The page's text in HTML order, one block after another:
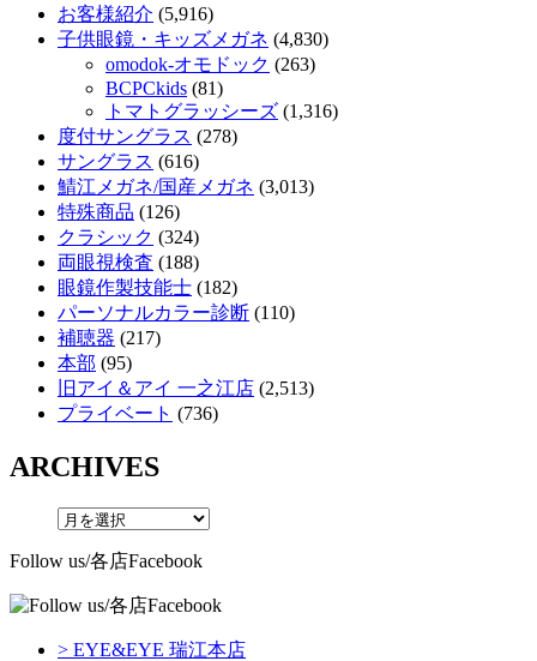
お客様紹介 (5,916)
子供眼鏡・キッズメガネ (4,830)
omodok-オモドック (263)
BCPCkids (81)
トマトグラッシーズ (1,316)
度付サングラス (278)
サングラス (616)
鯖江メガネ/国産メガネ (3,013)
特殊商品 (126)
クラシック (324)
両眼視検査 (188)
眼鏡作製技能士 (182)
パーソナルカラー診断 (110)
補聴器 (217)
本部 (95)
旧アイ＆アイ 一之江店 (2,513)
プライベート (736)
ARCHIVES
Follow us/各店Facebook
> EYE&EYE 瑞江本店